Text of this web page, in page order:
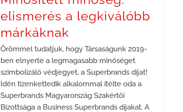
elismerés a legkiválóbb
márkáknak
Örömmel tudatjuk, hogy Társaságunk 2019-
ben elnyerte a legmagasabb minőséget
szimbolizáló védjegyet, a Superbrands díjat!
Idén tizenkettedik alkalommal ítélte oda a
Superbrands Magyarország Szakértői
Bizottsága a Business Superbrands díjakat. A